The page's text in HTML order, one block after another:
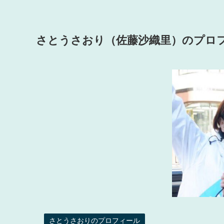
さとうさおり（佐藤沙織里）のプロ
さとうさおりのプロフィール